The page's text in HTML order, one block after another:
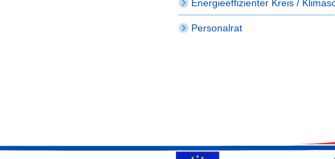
Energieeffizienter Kreis /
Personalrat